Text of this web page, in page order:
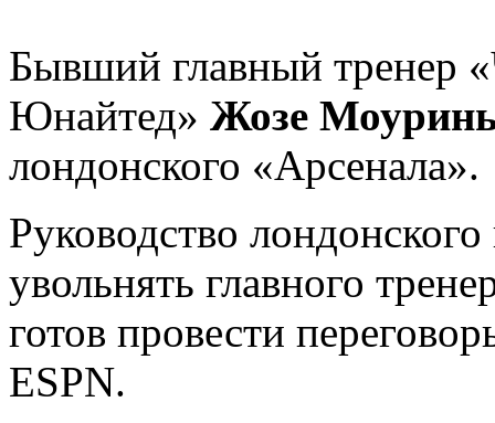
Бывший главный тренер
Юнайтед» Жозе
лондонского «Арсенала».
Руководство
увольнять главного
готов провести
ESPN.